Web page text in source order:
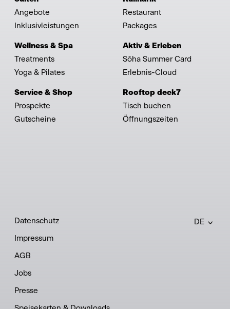
Angebote
Inklusivleistungen
Restaurant
Packages
Wellness & Spa
Treatments
Yoga & Pilates
Aktiv & Erleben
Sôha Summer Card
Erlebnis-Cloud
Service & Shop
Prospekte
Gutscheine
Rooftop deck7
Tisch buchen
Öffnungszeiten
DE
Datenschutz
Impressum
AGB
Jobs
Presse